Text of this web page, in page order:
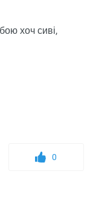
хоч сиві,
0